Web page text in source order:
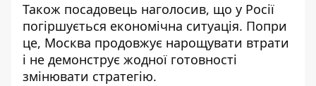
Також посадовець наголосив, що у Росії
погіршується економічна ситуація. Попри
це, Москва продовжує нарощувати втрати
і не демонструє жодної готовності
змінювати стратегію.